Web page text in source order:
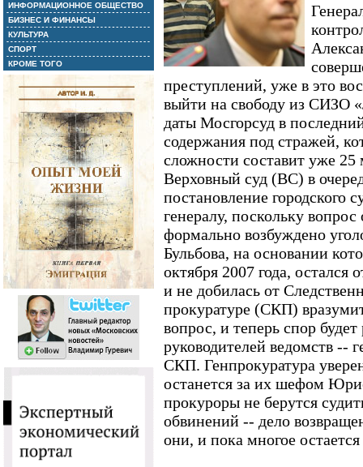
ИНФОРМАЦИОННОЕ ОБЩЕСТВО
БИЗНЕС И ФИНАНСЫ
КУЛЬТУРА
СПОРТ
КРОМЕ ТОГО
преступлений, уже в это
выйти на свободу из СИЗО
даты Мосгорсуд в
содержания под стражей,
сложности составит уже
Верховный суд (ВС) в
постановление городского
генералу, поскольку
формально возбуждено
Бульбова, на основании
октября 2007 года, остался
и не добилась от
прокуратуре (СКП)
вопрос, и теперь спор
руководителей ведомств --
СКП. Генпрокуратура
останется за их шефом
прокуроры не берутся
обвинений -- дело
они, и пока многое